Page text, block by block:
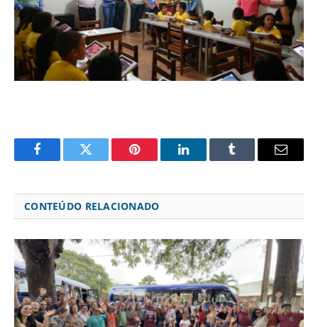
FacebookTwitter Pinterest LinkedInTumblr Email
CONTEÚDO RELACIONADO